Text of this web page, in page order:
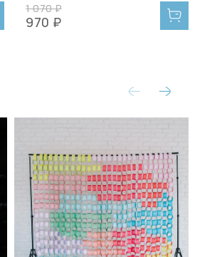
1 070 ₽
970 ₽